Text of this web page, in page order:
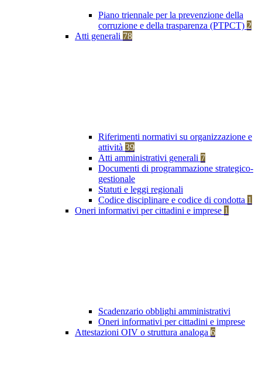
Piano triennale per la prevenzione della
corruzione e della trasparenza (PTPCT) 2
Atti generali 78
Riferimenti normativi su organizzazione e
attività 39
Atti amministrativi generali 7
Documenti di programmazione strategico-
gestionale
Statuti e leggi regionali
Codice disciplinare e codice di condotta 1
Oneri informativi per cittadini e imprese 1
Scadenzario obblighi amministrativi
Oneri informativi per cittadini e imprese
Attestazioni OIV o struttura analoga 6